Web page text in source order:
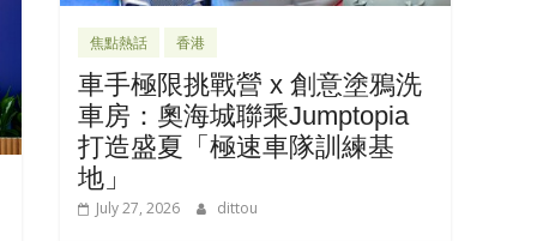
焦點熱話 香港
車手極限挑戰營 x 創意塗鴉洗
車房：奧海城聯乘Jumptopia
打造盛夏「極速車隊訓練基
地」
July 27, 2026 dittou